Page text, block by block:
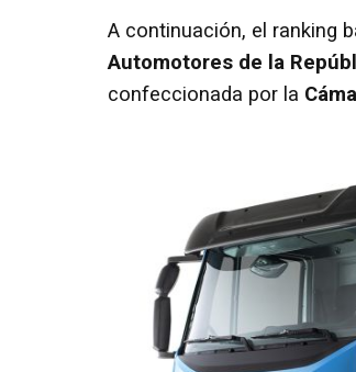
A continuación, el ranking
Automotores de la
confeccionada por la